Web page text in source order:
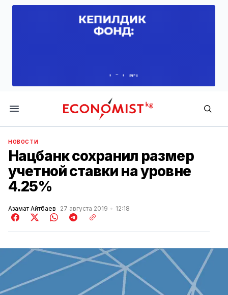
Economist.kg
НОВОСТИ
Нацбанк сохранил размер
учетной ставки на уровне
4.25%
Азамат Айтбаев 27 августа 2019 12:18